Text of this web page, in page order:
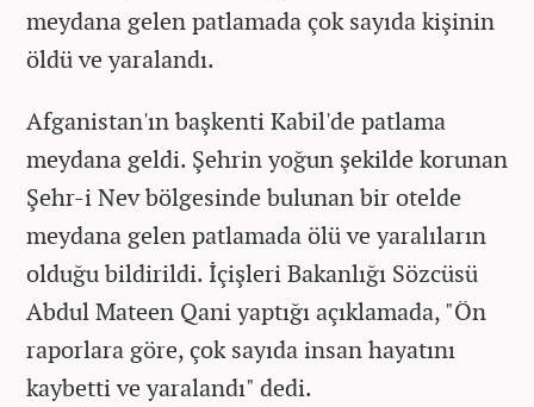
meydana gelen patlamada çok sayıda kişinin
öldü ve yaralandı.
Afganistan'ın başkenti Kabil'de patlama
meydana geldi. Şehrin yoğun şekilde korunan
Şehr-i Nev bölgesinde bulunan bir otelde
meydana gelen patlamada ölü ve yaralıların
olduğu bildirildi. İçişleri Bakanlığı Sözcüsü
Abdul Mateen Qani yaptığı açıklamada, "Ön
raporlara göre, çok sayıda insan hayatını
kaybetti ve yaralandı" dedi.